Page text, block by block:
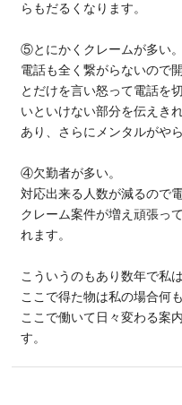
らもだるくなります。
⑤とにかくクレームが多い。
電話も全く繋がらないので
とだけを言い怒って電話を
いといけない部分を伝えき
あり、さらにメンタルがや
④欠勤者が多い。
対応出来る人数が減るので
クレーム案件が増え頑張っ
れます。
こういうのもあり数年で私
ここで得た物は私の場合何
ここで働いて日々変わる案
す。